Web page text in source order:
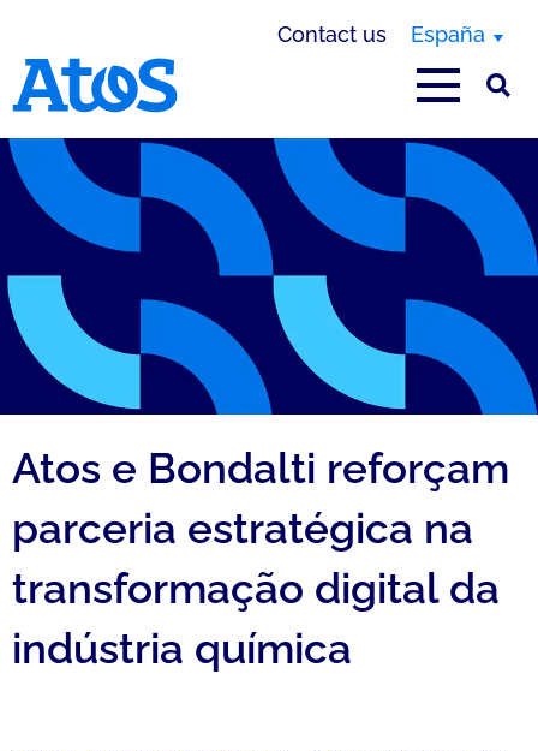
Contact us España
Atos e Bondalti reforçam
parceria estratégica na
transformação digital da
indústria química